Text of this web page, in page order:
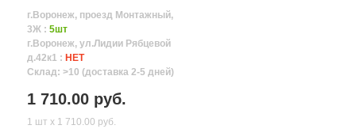
г.Воронеж, проезд Монтажный,
3Ж : 5шт
г.Воронеж, ул.Лидии Рябцевой
д.42к1 : НЕТ
Склад: >10 (доставка 2-5 дней)
1 710.00 руб.
1 шт х 1 710.00 руб.